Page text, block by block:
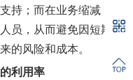
持；而在业务缩减
员，从而避免因短期
的风险和成本。
利用率